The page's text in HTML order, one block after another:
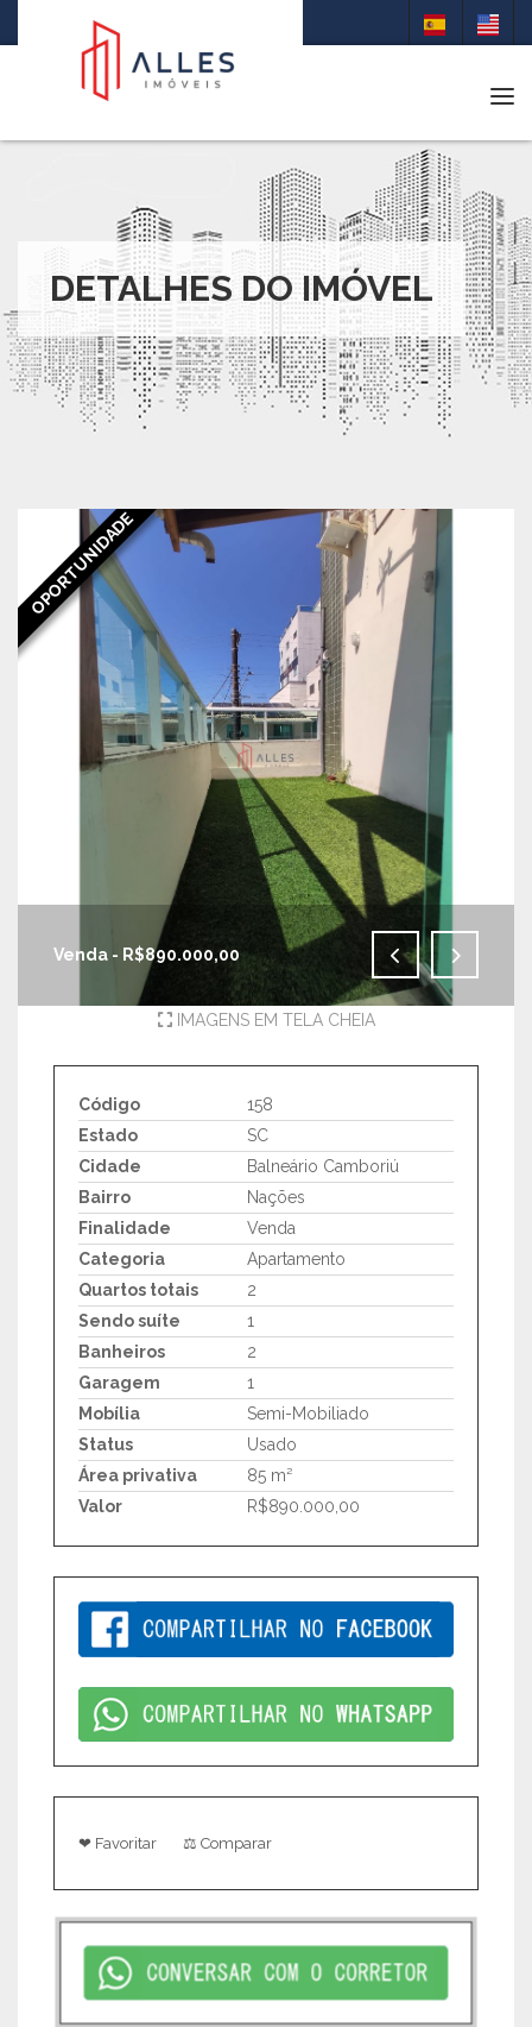
DETALHES DO IMÓVEL
OPORTUNIDADE
Venda - R$890.000,00
IMAGENS EM TELA CHEIA
Código
158
Estado
SC
Cidade
Balneário Camboriú
Bairro
Nações
Finalidade
Venda
Categoria
Apartamento
Quartos totais
2
Sendo suíte
1
Banheiros
2
Garagem
1
Mobília
Semi-Mobiliado
Status
Usado
Área privativa
85 m²
Valor
R$890.000,00
❤ Favoritar ⚖ Comparar